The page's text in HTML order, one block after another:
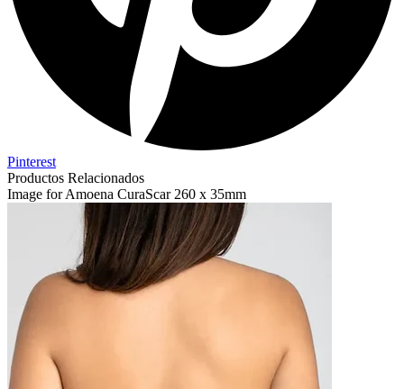
Pinterest
Productos Relacionados
Image for Amoena CuraScar 260 x 35mm